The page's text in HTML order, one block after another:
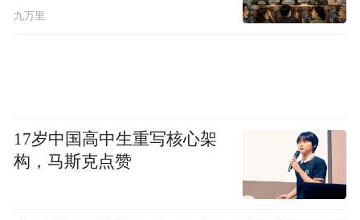
九万里
17岁中国高中生重写核心架
构，马斯克点赞